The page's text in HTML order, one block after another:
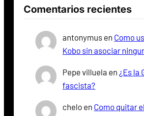
Comentarios recientes
antonymus en Como
Kobo sin asociar
Pepe villuela en ¿Es la
fascista?
chelo en Como quitar